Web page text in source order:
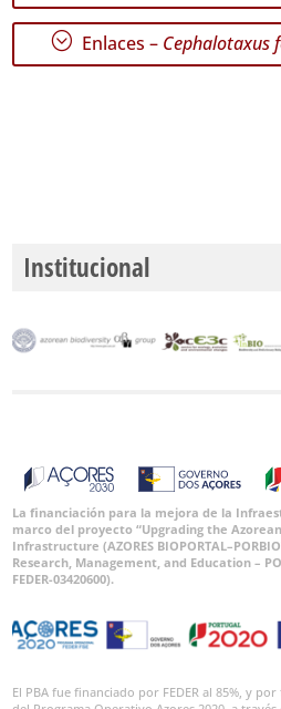
; Enlaces – Cephalotaxus
Institucional
La financiación para la mejora de la
marco del proyecto “Upgrading the
Infrastructure (AZORES
Research, Management, and Education –
FEDER-03420600).
El PBA fue financiado por FEDER al 85%, y